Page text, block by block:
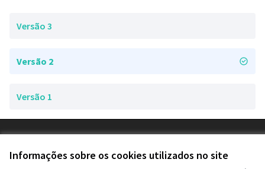
Informações sobre os cookies utilizados no site
Versão 3
Versão 2
Versão 1
Configurações de cookies
Decide Contagem no Instagram